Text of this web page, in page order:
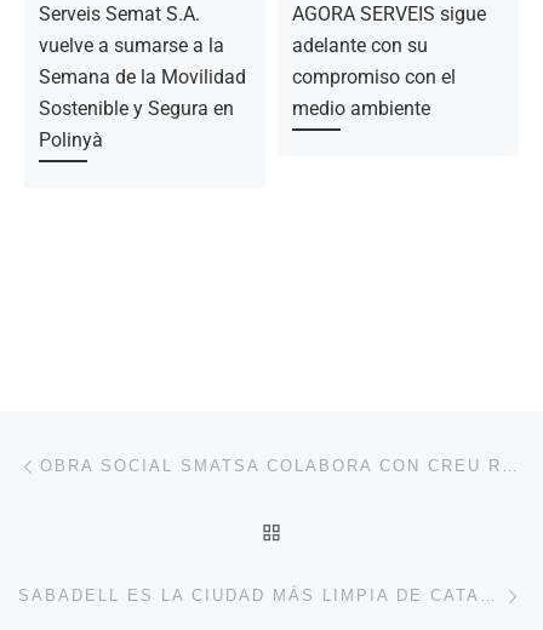
Serveis Semat S.A.
vuelve a sumarse a la
Semana de la Movilidad
Sostenible y Segura en
Polinyà
AGORA SERVEIS sigue
adelante con su
compromiso con el
medio ambiente
Navegación de la entrada OBRA SOCIAL SMATSA COLABORA CON CREU ROJA SABADELL APORTANDO JUGUETES PARA EL DÍA DE REYES
SABADELL ES LA CIUDAD MÁS LIMPIA DE CATALUÑA Y LA 16 DE TODA ESPAÑA